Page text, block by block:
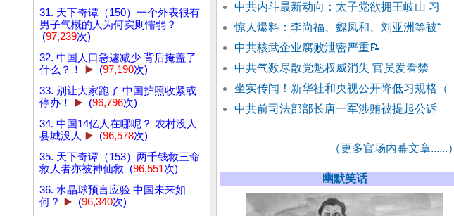
31. 天下奇谭（150）一个外表很有
男子气概的人为何实则懦弱？
(97,239次)
32. 中国人口急遽减少 背后掩盖了
什么？！
▶️ (97,190次)
33. 别让大家跑了 中国护照收紧或
停办！
▶️ (96,796次)
34. 中国14亿人在哪呢？ 农村没人
县城没人 ▶️ (96,578次)
35. 天下奇谭（153）两千钱救三命
救人者亦被神仙救 (96,551次)
36. 水晶球预言应验 中国未来如
何？
▶️ (96,340次)
中共内斗最新动向：太子党欲拥王岐山 习
惊人爆料：李尚福、魏凤和、刘亚洲等被“
中共核武企业腐败泄密严重📝
中共气数尽散党魁权威消失 官员爱看禁
坐实传闻！新华社和央视公开降低习规格（
中共前司法部部长唐一军涉贿被提起公诉
（更多官场内幕文章......）
幽默笑话